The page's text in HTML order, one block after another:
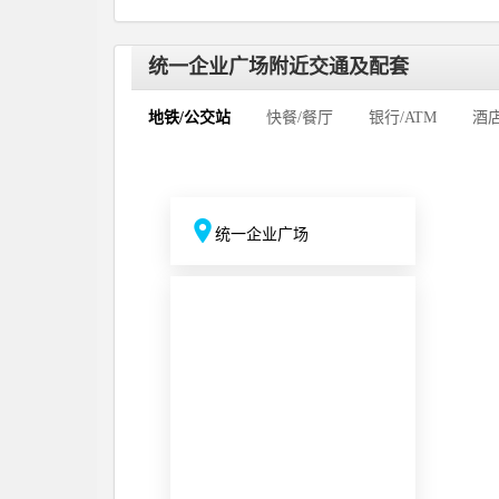
统一企业广场附近交通及配套
地铁/公交站 快餐/餐厅 银行/ATM 酒
统一企业广场